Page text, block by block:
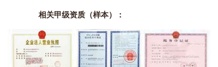
相关甲级资质（样本）：